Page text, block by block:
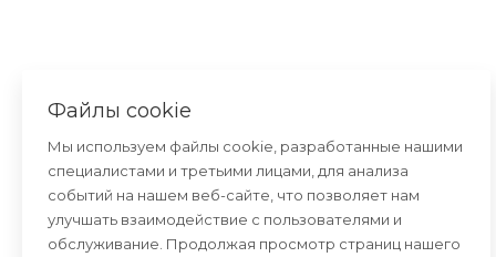
Файлы cookie
Мы используем файлы cookie, разработанные нашими
специалистами и третьими лицами, для анализа
событий на нашем веб-сайте, что позволяет нам
улучшать взаимодействие с пользователями и
обслуживание. Продолжая просмотр страниц нашего